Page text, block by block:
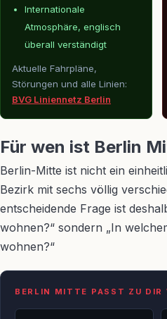
Internationale
Atmosphäre, englisch
überall verständigt
Aktuelle Fahrpläne,
Störungen und alle Linien:
BVG Liniennetz Berlin
Für wen ist Berlin
Berlin-Mitte ist nicht ein
Bezirk mit sechs völlig
entscheidende Frage ist
wohnen?“ sondern „In
wohnen?“
BERLIN MITTE PASST ZU DIR